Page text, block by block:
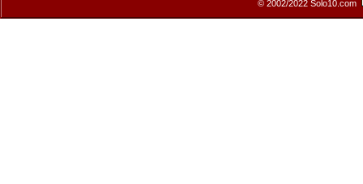
© 2002/2022 Solo10.com